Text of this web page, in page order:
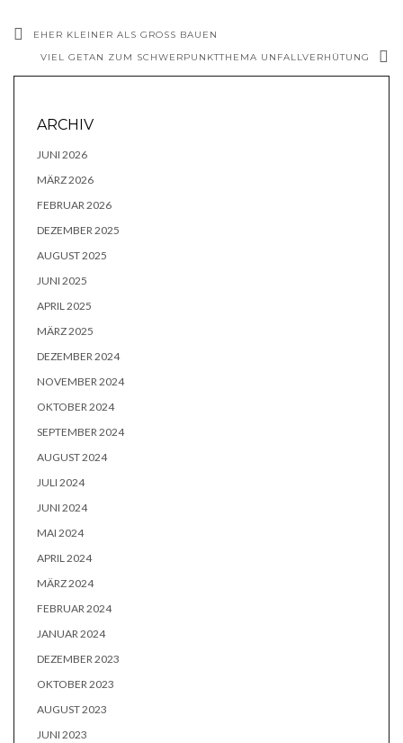
EHER KLEINER ALS GROSS BAUEN
VIEL GETAN ZUM SCHWERPUNKTTHEMA UNFALLVERHÜTUNG
ARCHIV
JUNI 2026
MÄRZ 2026
FEBRUAR 2026
DEZEMBER 2025
AUGUST 2025
JUNI 2025
APRIL 2025
MÄRZ 2025
DEZEMBER 2024
NOVEMBER 2024
OKTOBER 2024
SEPTEMBER 2024
AUGUST 2024
JULI 2024
JUNI 2024
MAI 2024
APRIL 2024
MÄRZ 2024
FEBRUAR 2024
JANUAR 2024
DEZEMBER 2023
OKTOBER 2023
AUGUST 2023
JUNI 2023